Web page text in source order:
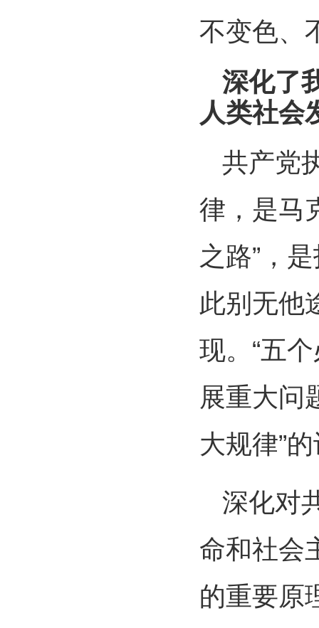
不变色、
深化了
人类社会
共产党
律，是马
之路”，
此别无他
现。“五
展重大问
大规律”
深化对
命和社会
的重要原